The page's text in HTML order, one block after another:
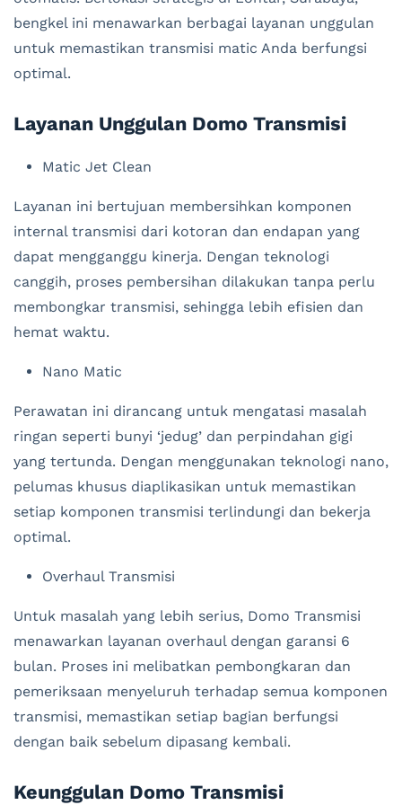
bengkel ini menawarkan berbagai layanan unggulan
untuk memastikan transmisi matic Anda berfungsi
optimal.
Layanan Unggulan Domo Transmisi
Matic Jet Clean
Layanan ini bertujuan membersihkan komponen
internal transmisi dari kotoran dan endapan yang
dapat mengganggu kinerja. Dengan teknologi
canggih, proses pembersihan dilakukan tanpa perlu
membongkar transmisi, sehingga lebih efisien dan
hemat waktu.
Nano Matic
Perawatan ini dirancang untuk mengatasi masalah
ringan seperti bunyi ‘jedug’ dan perpindahan gigi
yang tertunda. Dengan menggunakan teknologi nano,
pelumas khusus diaplikasikan untuk memastikan
setiap komponen transmisi terlindungi dan bekerja
optimal.
Overhaul Transmisi
Untuk masalah yang lebih serius, Domo Transmisi
menawarkan layanan overhaul dengan garansi 6
bulan. Proses ini melibatkan pembongkaran dan
pemeriksaan menyeluruh terhadap semua komponen
transmisi, memastikan setiap bagian berfungsi
dengan baik sebelum dipasang kembali.
Keunggulan Domo Transmisi